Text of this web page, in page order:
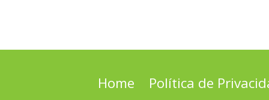
Home Política de